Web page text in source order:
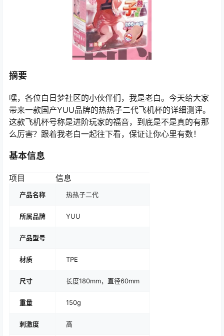
摘要
嘿，各位白日梦社区的小伙伴们，我是老白。今天给大家
带来一款国产YUU品牌的热热子二代飞机杯的详细测评。
这款飞机杯号称是进阶玩家的福音，到底是不是真的有那
么厉害？跟着我老白一起往下看，保证让你心里有数！
基本信息
项目 信息
产品名称 热热子二代
所属品牌 YUU
产品型号
材质 TPE
尺寸 长度180mm，直径60mm
重量 150g
刺激度 高